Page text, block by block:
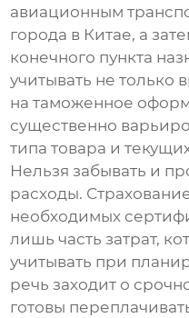
авиационным
города в Китае, а
конечного пункта
учитывать не только
на таможенное
существенно
типа товара и
Нельзя забывать и
расходы.
необходимых
лишь часть затрат,
учитывать при
речь заходит о
готовы